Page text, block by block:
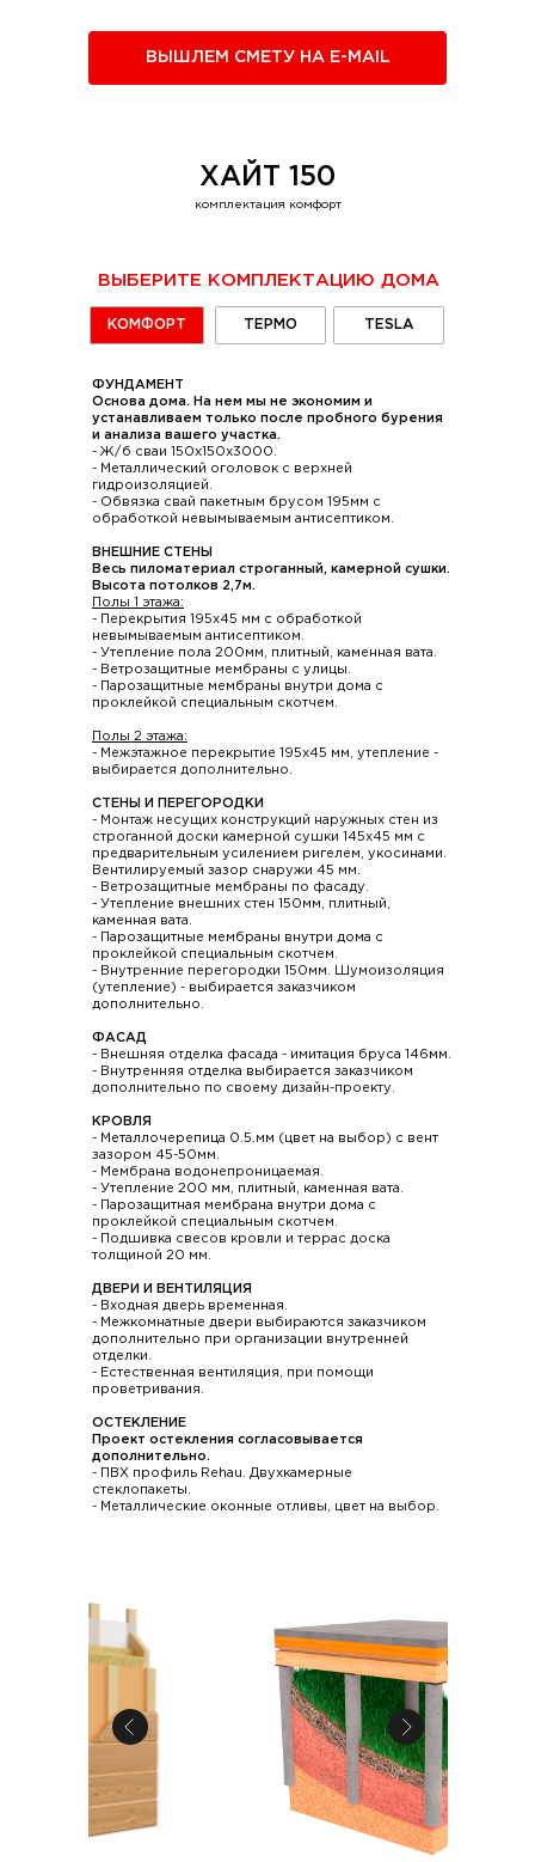
ВЫШЛЕМ СМЕТУ НА E-MAIL
КОМФОРТ ТЕРМО TESLA
ВЫБЕРИТЕ КОМПЛЕКТАЦИЮ ДОМА
ХАЙТ 150
комплектация комфорт
ФУНДАМЕНТ
Основа дома. На нем мы не экономим и
устанавливаем только после пробного бурения
и анализа вашего участка.
- Ж/б сваи 150х150х3000.
- Металлический оголовок с верхней
гидроизоляцией.
- Обвязка свай пакетным брусом 195мм с
обработкой невымываемым антисептиком.
ВНЕШНИЕ СТЕНЫ
Весь пиломатериал строганный, камерной сушки.
Высота потолков 2,7м.
Полы 1 этажа:
- Перекрытия 195х45 мм с обработкой
невымываемым антисептиком.
- Утепление пола 200мм, плитный, каменная вата.
- Ветрозащитные мембраны с улицы.
- Парозащитные мембраны внутри дома с
проклейкой специальным скотчем.
Полы 2 этажа:
- Межэтажное перекрытие 195х45 мм, утепление -
выбирается дополнительно.
СТЕНЫ И ПЕРЕГОРОДКИ
- Монтаж несущих конструкций наружных стен из
строганной доски камерной сушки 145х45 мм с
предварительным усилением ригелем, укосинами.
Вентилируемый зазор снаружи 45 мм.
- Ветрозащитные мембраны по фасаду.
- Утепление внешних стен 150мм, плитный,
каменная вата.
- Парозащитные мембраны внутри дома с
проклейкой специальным скотчем.
- Внутренние перегородки 150мм. Шумоизоляция
(утепление) - выбирается заказчиком
дополнительно.
ФАСАД
- Внешняя отделка фасада - имитация бруса 146мм.
- Внутренняя отделка выбирается заказчиком
дополнительно по своему дизайн-проекту.
КРОВЛЯ
- Металлочерепица 0.5.мм (цвет на выбор) с вент
зазором 45-50мм.
- Мембрана водонепроницаемая.
- Утепление 200 мм, плитный, каменная вата.
- Парозащитная мембрана внутри дома с
проклейкой специальным скотчем.
- Подшивка свесов кровли и террас доска
толщиной 20 мм.
ДВЕРИ И ВЕНТИЛЯЦИЯ
- Входная дверь временная.
- Межкомнатные двери выбираются заказчиком
дополнительно при организации внутренней
отделки.
- Естественная вентиляция, при помощи
проветривания.
ОСТЕКЛЕНИЕ
Проект остекления согласовывается
дополнительно.
- ПВХ профиль Rehau. Двухкамерные
стеклопакеты.
- Металлические оконные отливы, цвет на выбор.